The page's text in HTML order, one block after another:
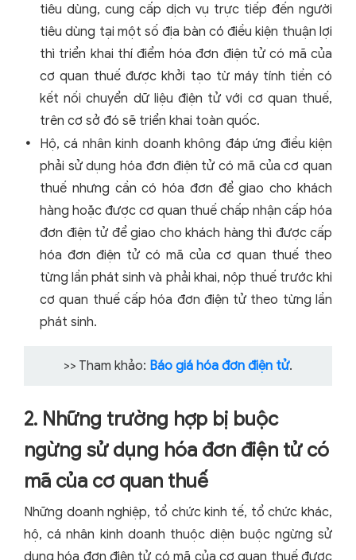
tiêu dùng, cung cấp dịch vụ trực tiếp đến người
tiêu dùng tại một số địa bàn có điều kiện thuận lợi
thì triển khai thí điểm hóa đơn điện tử có mã của
cơ quan thuế được khởi tạo từ máy tính tiền có
kết nối chuyển dữ liệu điện tử với cơ quan thuế,
trên cơ sở đó sẽ triển khai toàn quốc.
Hộ, cá nhân kinh doanh không đáp ứng điều kiện
phải sử dụng hóa đơn điện tử có mã của cơ quan
thuế nhưng cần có hóa đơn để giao cho khách
hàng hoặc được cơ quan thuế chấp nhận cấp hóa
đơn điện tử để giao cho khách hàng thì được cấp
hóa đơn điện tử có mã của cơ quan thuế theo
từng lần phát sinh và phải khai, nộp thuế trước khi
cơ quan thuế cấp hóa đơn điện tử theo từng lần
phát sinh.
>> Tham khảo: Báo giá hóa đơn điện tử.
2. Những trường hợp bị buộc
ngừng sử dụng hóa đơn điện tử có
mã của cơ quan thuế
Những doanh nghiệp, tổ chức kinh tế, tổ chức khác,
hộ, cá nhân kinh doanh thuộc diện buộc ngừng sử
dụng hóa đơn điện tử có mã của cơ quan thuế được